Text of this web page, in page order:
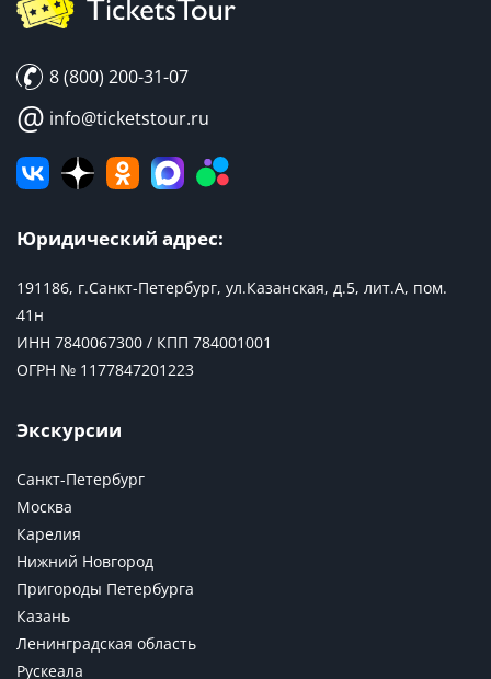
8 (800) 200-31-07
@ info@ticketstour.ru
Юридический адрес:
191186, г.Санкт-Петербург, ул.Казанская, д.5, лит.А, пом.
41н
ИНН 7840067300 / КПП 784001001
ОГРН № 1177847201223
Экскурсии
Санкт-Петербург
Москва
Карелия
Нижний Новгород
Пригороды Петербурга
Казань
Ленинградская область
Рускеала